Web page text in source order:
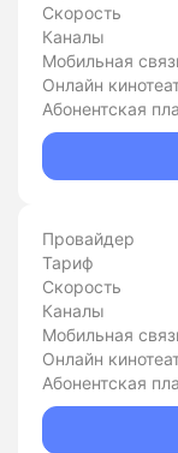
Скорость
Каналы
Мобильная
Онлайн
Абонентская
Провайдер
Тариф
Скорость
Каналы
Мобильная
Онлайн
Абонентская